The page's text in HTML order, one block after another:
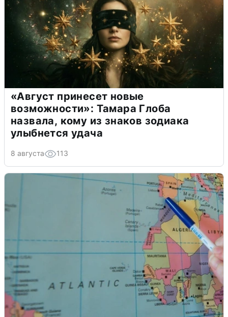
«Август принесет новые
возможности»: Тамара Глоба
назвала, кому из знаков зодиака
улыбнется удача
8 августа 113